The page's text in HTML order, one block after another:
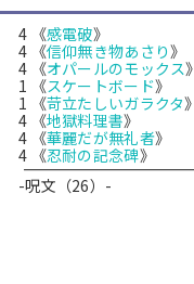
4 《感電破》
4 《信仰無き物あさり》
4 《オパールのモックス》
1 《スケートボード》
1 《苛立たしいガラクタ》
4 《地獄料理書》
4 《華麗だが無礼者》
4 《忍耐の記念碑》
-呪文（26）-